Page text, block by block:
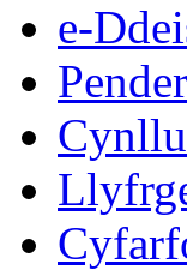
e-